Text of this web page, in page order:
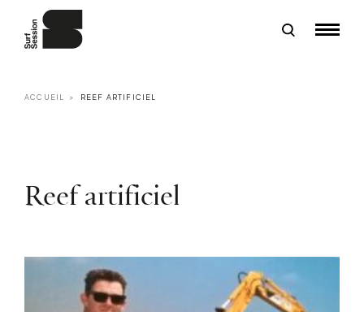
ACCUEIL REEF ARTIFICIEL
Reef artificiel